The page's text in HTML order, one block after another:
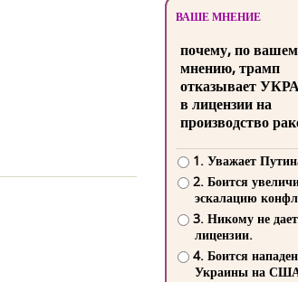
ВАШЕ МНЕНИЕ
почему, по
мнению, трамп
отказывает
в лицензии на
производство
1. Уважает
2. Боится
эскалацию
3. Никому не
лицензии.
4. Боится
Украины на